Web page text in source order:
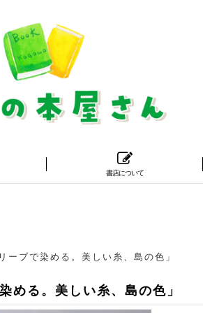
書店について
ブで染める。美しい糸、島の色」
る。美しい糸、島の色」